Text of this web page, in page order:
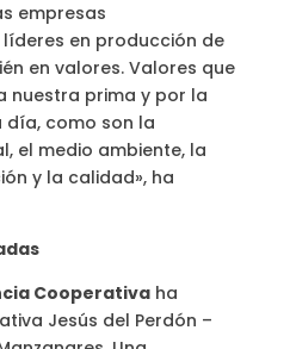
empresas
en producción de
en valores. Valores que
nuestra prima y por la
como son la
el medio ambiente, la
y la calidad», ha
Cooperativaha
Jesús del Perdón –